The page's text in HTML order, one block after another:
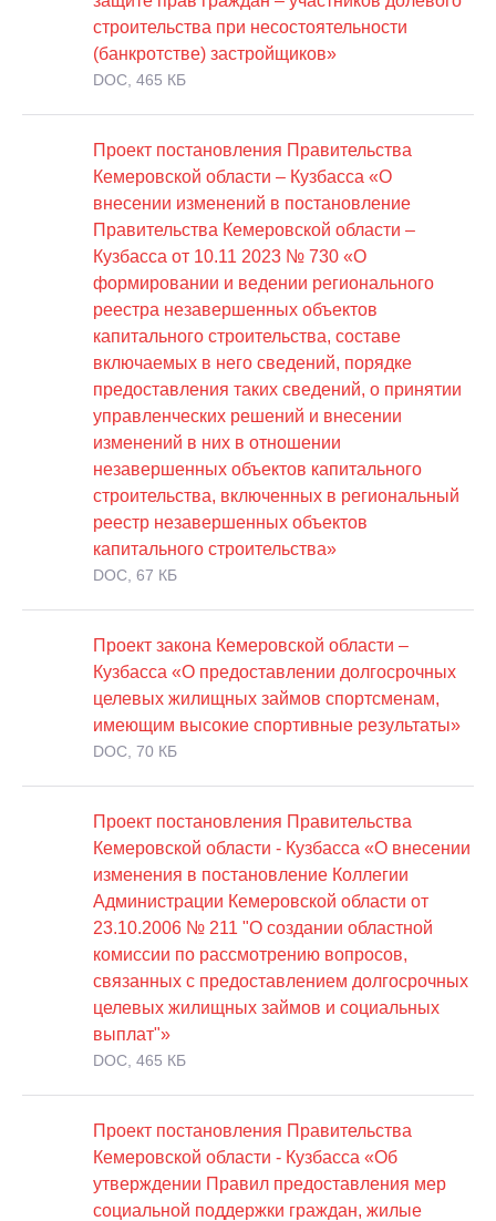
строительства при несостоятельности
(банкротстве) застройщиков»
DOC, 465 КБ
Проект постановления Правительства
Кемеровской области – Кузбасса «О
внесении изменений в постановление
Правительства Кемеровской области –
Кузбасса от 10.11 2023 № 730 «О
формировании и ведении регионального
реестра незавершенных объектов
капитального строительства, составе
включаемых в него сведений, порядке
предоставления таких сведений, о принятии
управленческих решений и внесении
изменений в них в отношении
незавершенных объектов капитального
строительства, включенных в региональный
реестр незавершенных объектов
капитального строительства»
DOC, 67 КБ
Проект закона Кемеровской области –
Кузбасса «О предоставлении долгосрочных
целевых жилищных займов спортсменам,
имеющим высокие спортивные результаты»
DOC, 70 КБ
Проект постановления Правительства
Кемеровской области - Кузбасса «О внесении
изменения в постановление Коллегии
Администрации Кемеровской области от
23.10.2006 № 211 "О создании областной
комиссии по рассмотрению вопросов,
связанных с предоставлением долгосрочных
целевых жилищных займов и социальных
выплат"»
DOC, 465 КБ
Проект постановления Правительства
Кемеровской области - Кузбасса «Об
утверждении Правил предоставления мер
социальной поддержки граждан, жилые